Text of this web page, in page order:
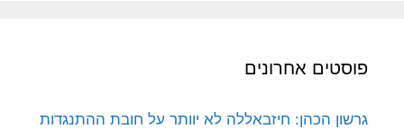
פוסטים אחרונים
גרשון הכהן: חיזבאללה לא יוותר על חובת ההתנגדות